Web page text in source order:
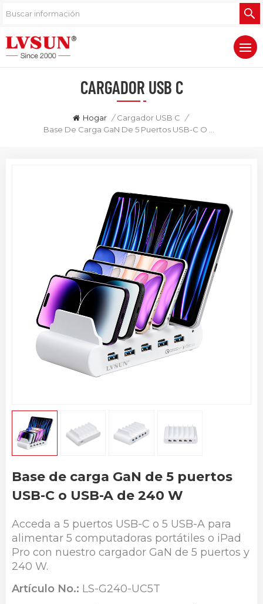
CARGADOR USB C
Hogar / Cargador USB C
/
Base de carga GaN de 5 puertos
USB-C o USB-A de 240 W
Acceda a 5 puertos USB-C o 5 USB-A para
alimentar 5 computadoras portátiles o iPad
Pro con nuestro cargador GaN de 5 puertos y
240 W.
Artículo No.: LS-G240-UC5T